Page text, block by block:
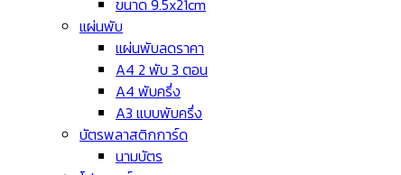
ขนาด 9.5x21cm
แผ่นพับ
แผ่นพับลดราคา
A4 2 พับ 3 ตอน
A4 พับครึ่ง
A3 แบบพับครึ่ง
บัตรพลาสติกการ์ด
นามบัตร